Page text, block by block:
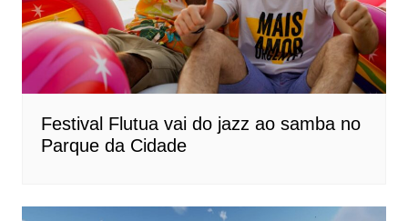
Festival Flutua vai do jazz ao samba no
Parque da Cidade